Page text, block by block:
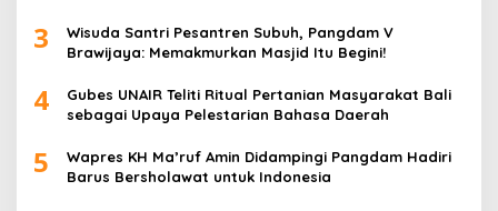
3
Wisuda Santri Pesantren Subuh, Pangdam V
Brawijaya: Memakmurkan Masjid Itu Begini!
4
Gubes UNAIR Teliti Ritual Pertanian Masyarakat Bali
sebagai Upaya Pelestarian Bahasa Daerah
5
Wapres KH Ma’ruf Amin Didampingi Pangdam Hadiri
Barus Bersholawat untuk Indonesia